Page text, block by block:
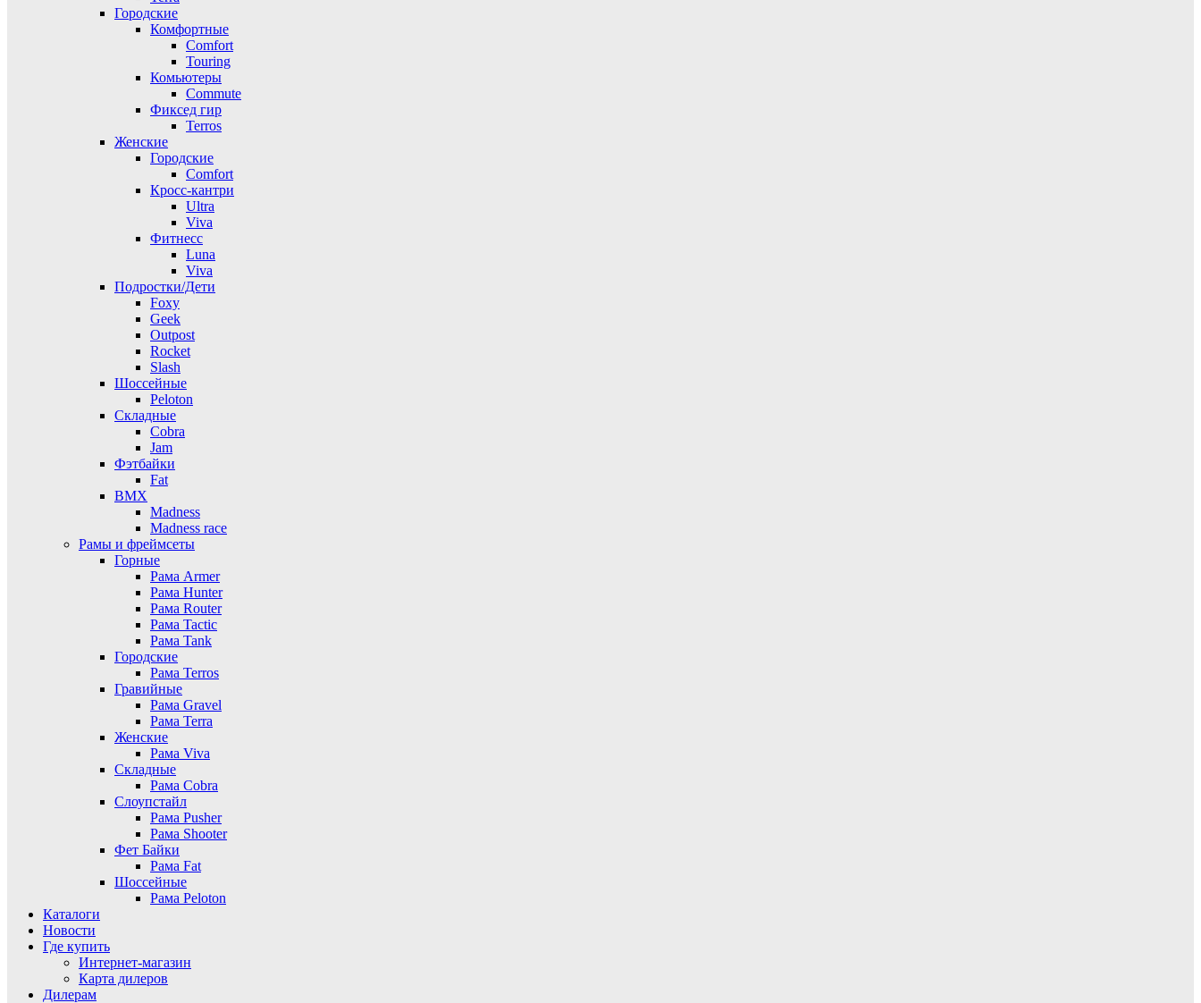
Городские
Комфортные
Comfort
Touring
Комьютеры
Commute
Фиксед гир
Terros
Женские
Городские
Comfort
Кросс-кантри
Ultra
Viva
Фитнесс
Luna
Viva
Подростки/Дети
Foxy
Geek
Outpost
Rocket
Slash
Шоссейные
Peloton
Складные
Cobra
Jam
Фэтбайки
Fat
BMX
Madness
Madness race
Рамы и фреймсеты
Горные
Рама Armer
Рама Hunter
Рама Router
Рама Tactic
Рама Tank
Городские
Рама Terros
Гравийные
Рама Gravel
Рама Terra
Женские
Рама Viva
Складные
Рама Cobra
Слоупстайл
Рама Pusher
Рама Shooter
Фет Байки
Рама Fat
Шоссейные
Рама Peloton
Каталоги
Новости
Где купить
Интернет-магазин
Карта дилеров
Дилерам